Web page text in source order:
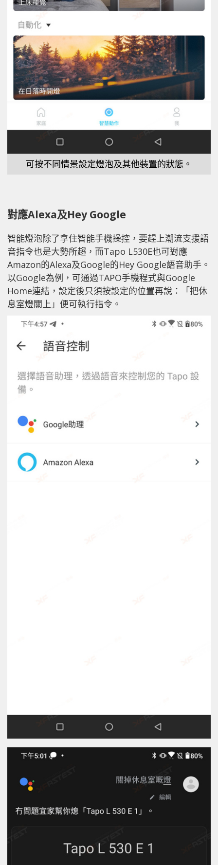
可按不同情景設定燈泡及其他裝置的狀態。
對應Alexa及Hey Google
智能燈泡除了拿住智能手機操控，要趕上潮流支援語
音指令也是大勢所趨，而Tapo L530E也可對應
Amazon的Alexa及Google的Hey Google語音助手。
以Google為例，可通過TAPO手機程式與Google
Home連結，設定後只須按設定的位置再說：「把休
息室燈關上」便可執行指令。